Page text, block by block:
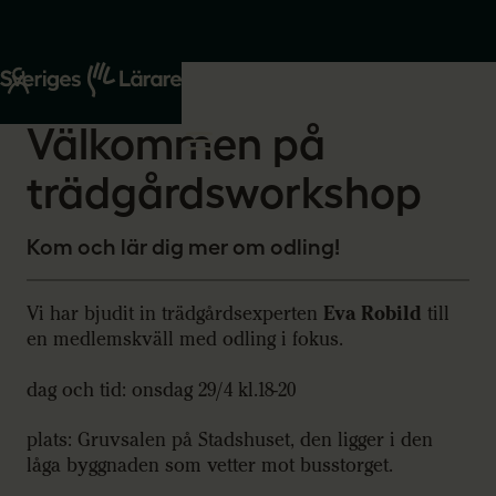
Start
Om oss
2026-03-26
Välkommen på
trädgårdsworkshop
Kom och lär dig mer om odling!
Vi har bjudit in trädgårdsexperten Eva Robild till
en medlemskväll med odling i fokus.
dag och tid: onsdag 29/4 kl.18-20
plats: Gruvsalen på Stadshuset, den ligger i den
låga byggnaden som vetter mot busstorget.